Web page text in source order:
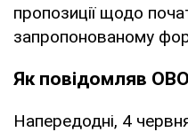
пропозиції щодо
запропонованому
Як повідомляв
Напередодні, 4